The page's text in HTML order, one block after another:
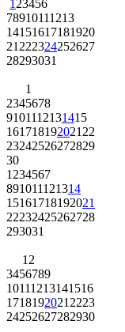
1 23456
78910111213
14151617181920
21 222324252627
28293031
1
2345678
9101112131415
161718192021 22
23242526272829
30
1 234567
891011121314
15161718192021
22232425262728
293031
1 2
3456789
10111213141516
1718192021 2223
24252627282930